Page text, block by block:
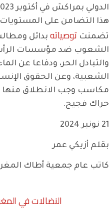
هذا التضامن على المستويات
تضمنت توصياته بدائل
الشعوب ضد مؤسسات
والتبادل الحر، ودفاعا عن
الشعبية، وعن الحقوق
مكاسب وجب الانطلاق منها
حراك فجيج.
21 نونبر 2024
بقلم أزيكي عمر
كاتب عام جمعية أطاك
النضالات في